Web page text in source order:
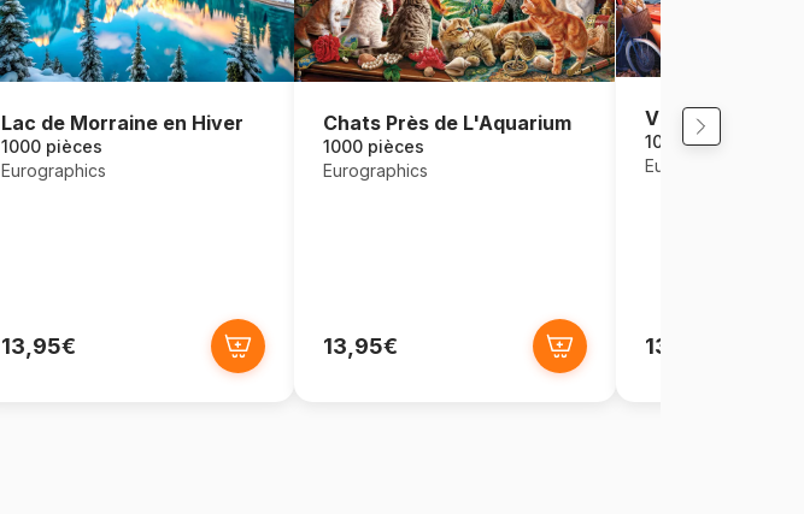
Lac de Morraine en Hiver
1000 pièces
Eurographics
13,95€
Chats Près de L'Aquarium
1000 pièces
Eurographics
13,95€
Vue de Paris,
1000 pièces
Eurographics
13,95€